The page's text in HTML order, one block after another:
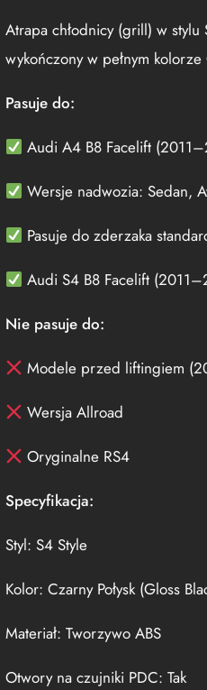
Atrapa chłodnicy (grill) w
wykończony w pełnym
Pasuje do:
Audi A4 B8 Facelift
Wersje nadwozia: Sedan,
Pasuje do zderzaka
Audi S4 B8 Facelift
Nie pasuje do:
Modele przed liftingiem
Wersja Allroad
Oryginalne RS4
Specyfikacja:
Styl: S4 Style
Kolor: Czarny Połysk (Gloss
Materiał: Tworzywo ABS
Otwory na czujniki PDC: Tak